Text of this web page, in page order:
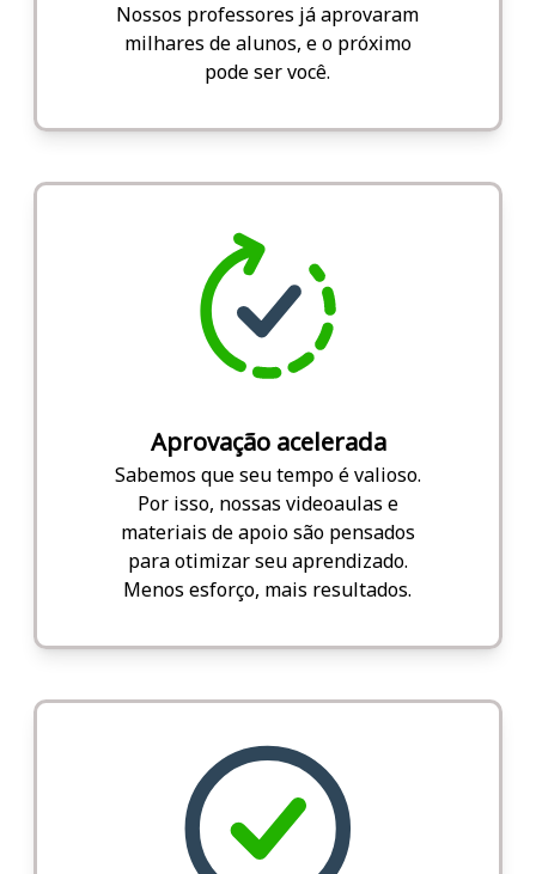
Nossos professores já aprovaram
milhares de alunos, e o próximo
pode ser você.
Aprovação acelerada
Sabemos que seu tempo é valioso.
Por isso, nossas videoaulas e
materiais de apoio são pensados
para otimizar seu aprendizado.
Menos esforço, mais resultados.